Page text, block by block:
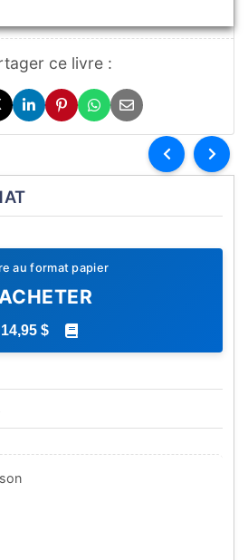
ce livre :
au format papier
14,95 $